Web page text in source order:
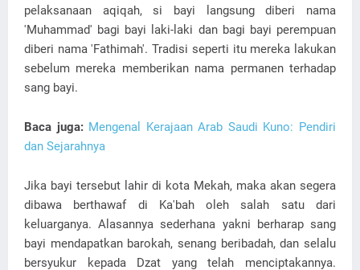
pelaksanaan aqiqah, si bayi langsung diberi nama
'Muhammad' bagi bayi laki-laki dan bagi bayi perempuan
diberi nama 'Fathimah'. Tradisi seperti itu mereka lakukan
sebelum mereka memberikan nama permanen terhadap
sang bayi.
Baca juga: Mengenal Kerajaan Arab Saudi Kuno: Pendiri
dan Sejarahnya
Jika bayi tersebut lahir di kota Mekah, maka akan segera
dibawa berthawaf di Ka'bah oleh salah satu dari
keluarganya. Alasannya sederhana yakni berharap sang
bayi mendapatkan barokah, senang beribadah, dan selalu
bersyukur kepada Dzat yang telah menciptakannya.